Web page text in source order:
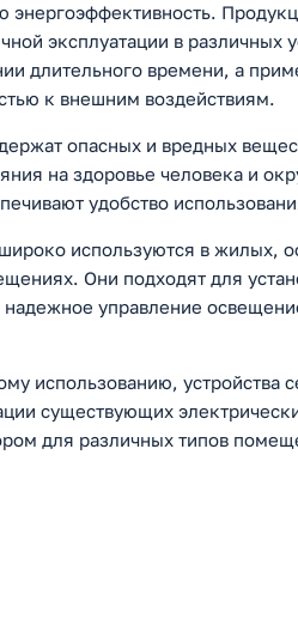
эксплуатации в различных
длительного времени, а
к внешним воздействиям.
опасных и вредных
на здоровье человека и
удобство
используются в жилых,
Они подходят для
управление
использованию, устройства
существующих
для различных типов